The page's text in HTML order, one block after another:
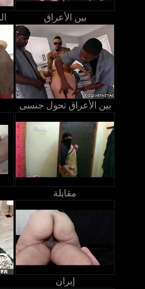
بين الأعراق
بين الأعراق تحول جنسى
مقابلة
إيران